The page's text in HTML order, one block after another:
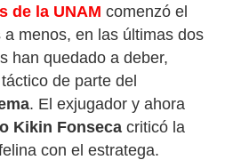
de la UNAM comenzó el
a menos, en las últimas dos
han quedado a deber,
de parte del
. El exjugador y ahora
Kikin Fonseca criticó la
con el estratega.